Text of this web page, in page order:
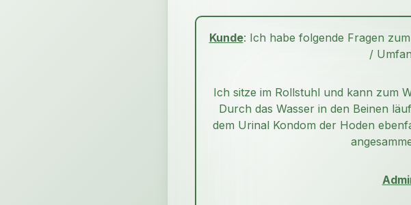
Kunde: Ich habe folgende Fragen
/
Ich sitze im Rollstuhl und kann zum
Durch das Wasser in den Beinen
dem Urinal Kondom der Hoden